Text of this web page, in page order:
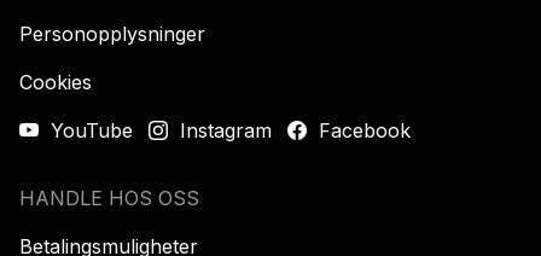
Personopplysninger
Cookies
YouTube
Instagram Facebook
HANDLE HOS OSS
Betalingsmuligheter